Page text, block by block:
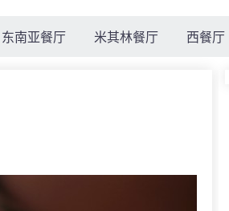
东南亚餐厅 米其林餐厅 西餐厅